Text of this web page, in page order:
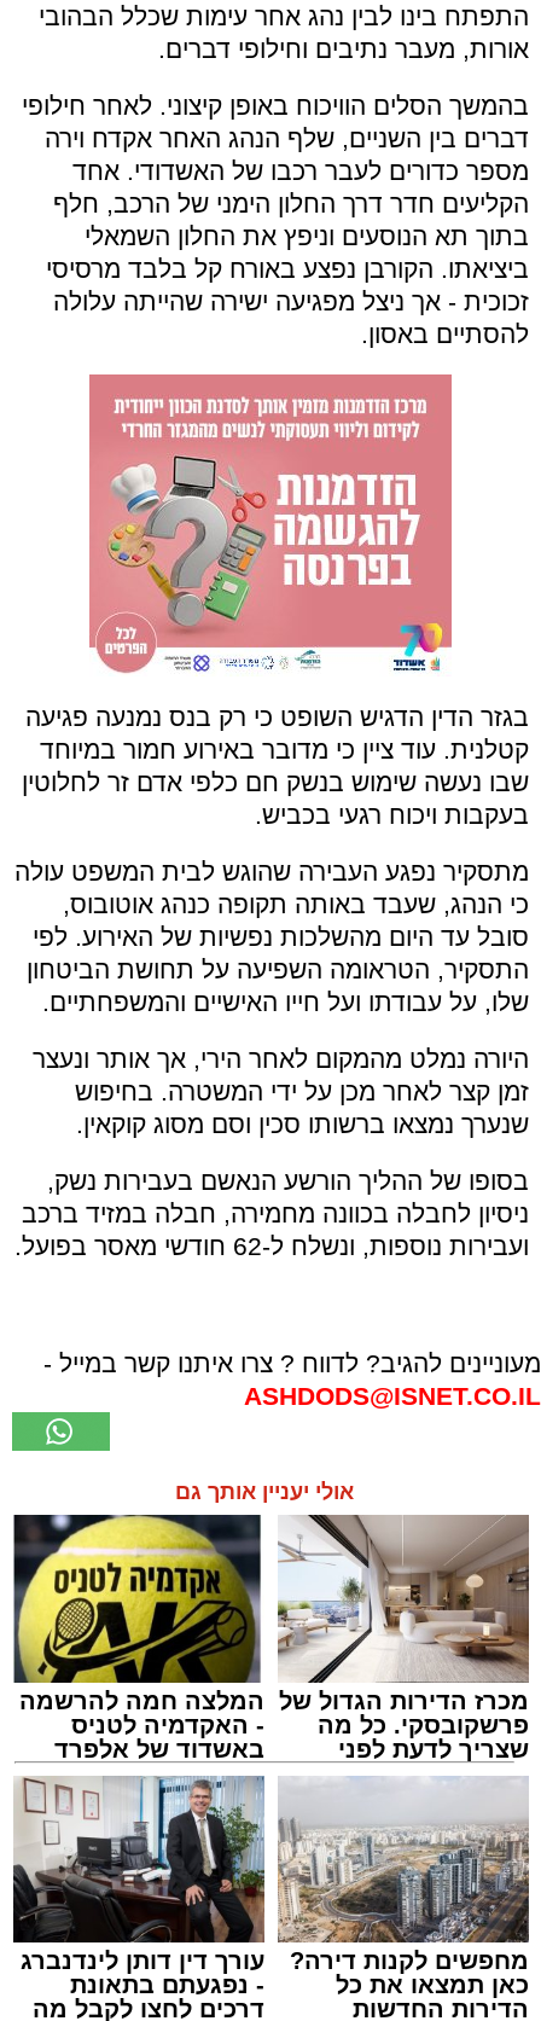
התפתח בינו לבין נהג אחר עימות שכלל הבהובי
אורות, מעבר נתיבים וחילופי דברים.
בהמשך הסלים הוויכוח באופן קיצוני. לאחר חילופי
דברים בין השניים, שלף הנהג האחר אקדח וירה
מספר כדורים לעבר רכבו של האשדודי. אחד
הקליעים חדר דרך החלון הימני של הרכב, חלף
בתוך תא הנוסעים וניפץ את החלון השמאלי
ביציאתו. הקורבן נפצע באורח קל בלבד מרסיסי
זכוכית - אך ניצל מפגיעה ישירה שהייתה עלולה
להסתיים באסון.
בגזר הדין הדגיש השופט כי רק בנס נמנעה פגיעה
קטלנית. עוד ציין כי מדובר באירוע חמור במיוחד
שבו נעשה שימוש בנשק חם כלפי אדם זר לחלוטין
בעקבות ויכוח רגעי בכביש.
מתסקיר נפגע העבירה שהוגש לבית המשפט עולה
כי הנהג, שעבד באותה תקופה כנהג אוטובוס,
סובל עד היום מהשלכות נפשיות של האירוע. לפי
התסקיר, הטראומה השפיעה על תחושת הביטחון
שלו, על עבודתו ועל חייו האישיים והמשפחתיים.
היורה נמלט מהמקום לאחר הירי, אך אותר ונעצר
זמן קצר לאחר מכן על ידי המשטרה. בחיפוש
שנערך נמצאו ברשותו סכין וסם מסוג קוקאין.
בסופו של ההליך הורשע הנאשם בעבירות נשק,
ניסיון לחבלה בכוונה מחמירה, חבלה במזיד ברכב
ועבירות נוספות, ונשלח ל-62 חודשי מאסר בפועל.
מעוניינים להגיב? לדווח ? צרו איתנו קשר במייל -
ASHDODS@ISNET.CO.IL
אולי יעניין אותך גם
מכרז הדירות הגדול של
פרשקובסקי. כל מה
שצריך לדעת לפני
שמגישים הצעה לדירה
המלצה חמה להרשמה
- האקדמיה לטניס
באשדוד של אלפרד
קריאולנסקי - לילדים
מחפשים לקנות דירה?
כאן תמצאו את כל
הדירות החדשות
עורך דין דותן לינדנברג
- נפגעתם בתאונת
דרכים לחצו לקבל מה